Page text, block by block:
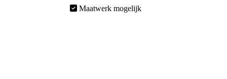
Maatwerk mogelijk